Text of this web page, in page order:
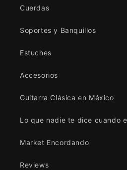
Cuerdas
Soportes y Banquillos
Estuches
Accesorios
Guitarra Clásica en México
Lo que nadie te dice cuando
Market Encordando
Reviews